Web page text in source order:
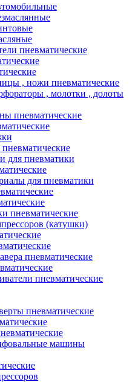
пневматические
, ножи пневматические
, молотки , долоты
пневматические
для пневматики
для пневматики
пневматические
(катушки)
пневматические
пневматические
пневматические
машины